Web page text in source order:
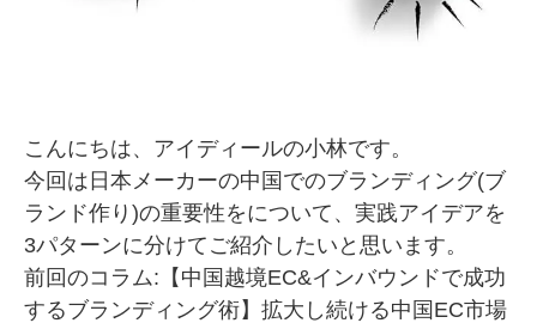
こんにちは、アイディールの小林です。
今回は日本メーカーの中国でのブランディング(ブ
ランド作り)の重要性をについて、実践アイデアを
3パターンに分けてご紹介したいと思います。
前回のコラム: 【中国越境EC&インバウンドで成功
するブランディング術】拡大し続ける中国EC市場